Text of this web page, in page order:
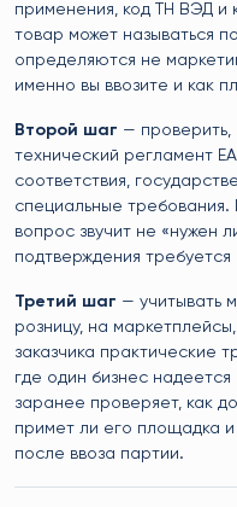
применения, код ТН ВЭД и
товар может называться
определяются не
именно вы ввозите и как
Второй шаг —
технический регламент
соответствия,
специальные
вопрос звучит не «нужен
подтверждения
Третий шаг — учитывать
розницу, на
заказчика практические
где один бизнес
заранее проверяет, как
примет ли его площадка
после ввоза партии.